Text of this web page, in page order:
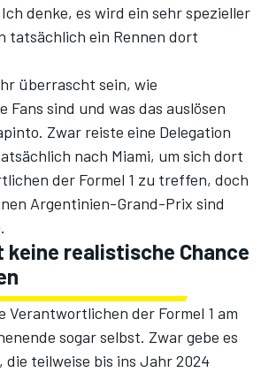
denke, es wird ein sehr spezieller
tatsächlich ein Rennen dort
überrascht sein, wie
Fans sind und was das auslösen
Zwar reiste eine Delegation
nach Miami, um sich dort
der Formel 1 zu treffen, doch
Argentinien-Grand-Prix sind
keine realistische Chance
Verantwortlichen der Formel 1 am
sogar selbst. Zwar gebe es
die teilweise bis ins Jahr 2024